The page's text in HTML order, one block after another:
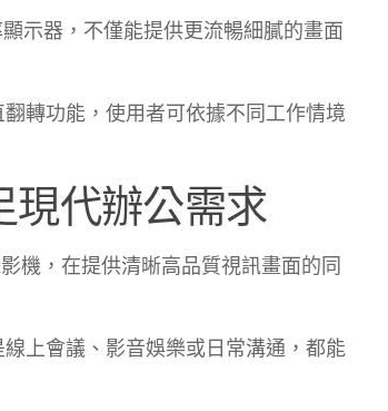
示器，不僅能提供更流暢細膩的畫面
轉功能，使用者可依據不同工作情境
現代辦公需求
機，在提供清晰高品質視訊畫面的同
上會議、影音娛樂或日常溝通，都能